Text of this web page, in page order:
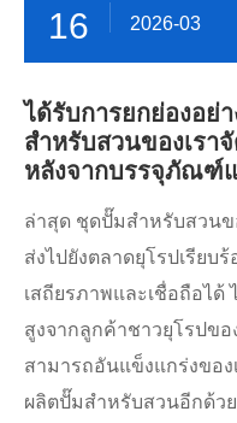
16 2026-03
ได้รับการยกย่องอย่
สำหรับสวนของเรา
หลังจากบรรจุภัณฑ์
ล่าสุด ชุดปั๊มสำหรับสวนข
ส่งไปยังตลาดยุโรปเรีย
เสถียรภาพและเชื่อถือได้
สูงจากลูกค้าชาวยุโรปขอ
สามารถอันแข็งแกร่งขอ
ผลิตปั๊มสำหรับสวนอีกด้วย